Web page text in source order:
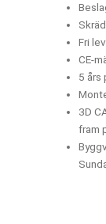
Fri
CE-
5 års
3D
fram